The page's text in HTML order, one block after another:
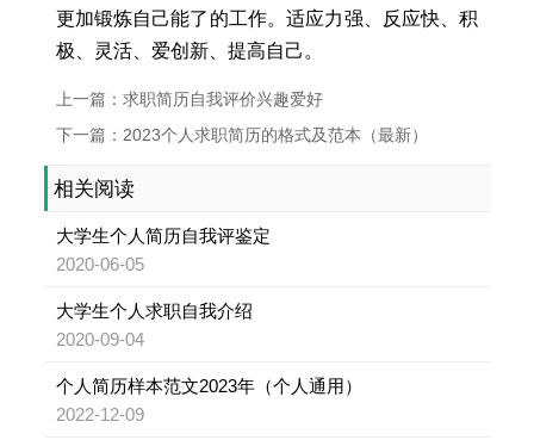
更加锻炼自己能了的工作。适应力强、反应快、积
极、灵活、爱创新、提高自己。
上一篇：求职简历自我评价兴趣爱好
下一篇：2023个人求职简历的格式及范本（最新）
相关阅读
大学生个人简历自我评鉴定
2020-06-05
大学生个人求职自我介绍
2020-09-04
个人简历样本范文2023年（个人通用）
2022-12-09